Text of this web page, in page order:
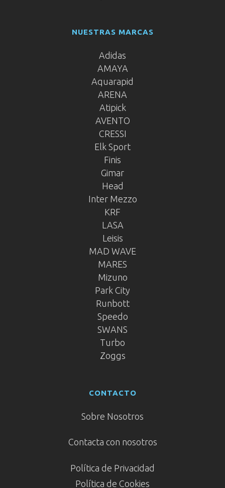
NUESTRAS MARCAS
Adidas
AMAYA
Aquarapid
ARENA
Atipick
AVENTO
CRESSI
Elk Sport
Finis
Gimar
Head
Inter Mezzo
KRF
LASA
Leisis
MAD WAVE
MARES
Mizuno
Park City
Runbott
Speedo
SWANS
Turbo
Zoggs
CONTACTO
Sobre Nosotros
Contacta con nosotros
Política de Privacidad
Política de Cookies